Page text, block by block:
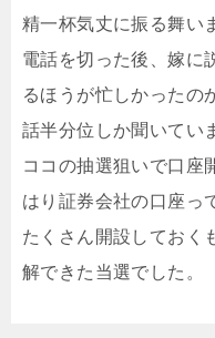
精一杯気丈に振る舞い
電話を切った後、嫁に
るほうが忙しかったの
話半分位しか聞いてい
ココの抽選狙いで口座
はり証券会社の口座っ
たくさん開設しておく
解できた当選でした。